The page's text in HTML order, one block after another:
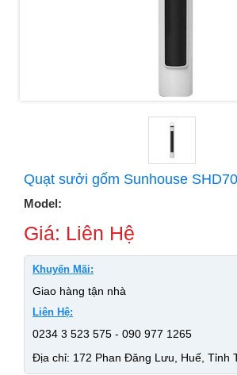
Quạt sưởi gốm Sunhouse
Model:
Giá: Liên Hệ
Khuyến Mãi:
Giao hàng tận nhà
Liên Hệ:
0234 3 523 575 - 090 977 1265
Địa chỉ: 172 Phan Đăng Lưu, Huế, Tỉnh